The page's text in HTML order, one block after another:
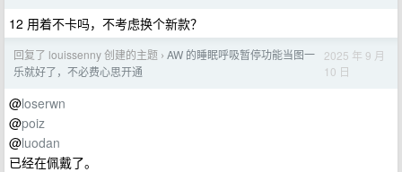
12 用着不卡吗，不考虑换个新款？
回复了 louissenny 创建的主题 › AW 的睡眠呼吸暂停功能当图一
乐就好了，不必费心思开通
2025 年 9 月
10 日
@loserwn
@poiz
@luodan
已经在佩戴了。